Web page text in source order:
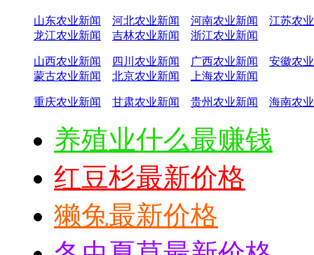
山东农业新闻 河北农业新闻 河南农业新闻
江苏农
龙江农业新闻
吉林农业新闻 浙江农业新闻
山西农业新闻 四川农业新闻 广西农业新闻
安徽农
蒙古农业新闻
北京农业新闻 上海农业新闻
重庆农业新闻 甘肃农业新闻 贵州农业新闻 海南农
养殖业什么最赚钱
红豆杉最新价格
獭兔最新价格